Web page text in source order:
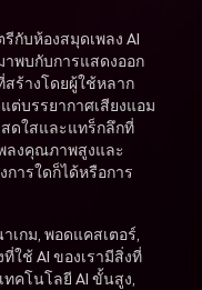
กับห้องสมุดเพลง AI
พบกับการแสดงออก
สร้างโดยผู้ใช้หลาก
ต่บรรยากาศเสียงแอม
ดใสและแทร็กลึกที่
พลงคุณภาพสูงและ
ารใดก็ได้หรือการ
กม, พอดแคสเตอร์,
ใช้ AI ของเรามีสิ่งที่
คโนโลยี AI ขั้นสูง,